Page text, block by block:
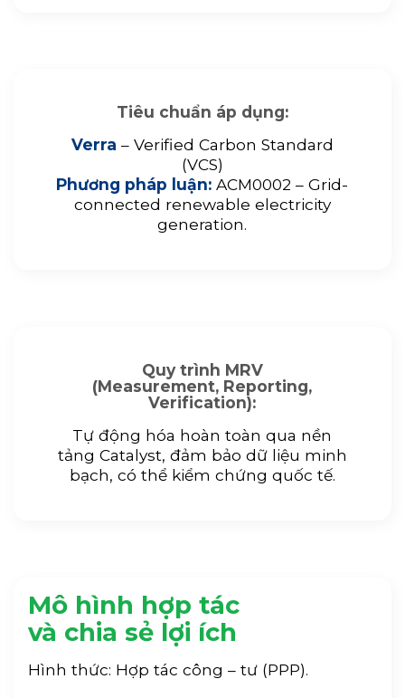
Tiêu chuẩn áp dụng:
Verra – Verified Carbon Standard
(VCS)
Phương pháp luận: ACM0002 – Grid-
connected renewable electricity
generation.
Quy trình MRV
(Measurement, Reporting,
Verification):
Tự động hóa hoàn toàn qua nền
tảng Catalyst, đảm bảo dữ liệu minh
bạch, có thể kiểm chứng quốc tế.
Mô hình hợp tác
và chia sẻ lợi ích
Hình thức: Hợp tác công – tư (PPP).